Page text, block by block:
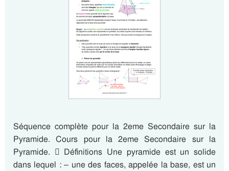
Séquence complète pour la 2eme Secondaire sur la
Pyramide. Cours pour la 2eme Secondaire sur la
Pyramide.  Définitions Une pyramide est un solide
dans lequel : – une des faces, appelée la base, est un